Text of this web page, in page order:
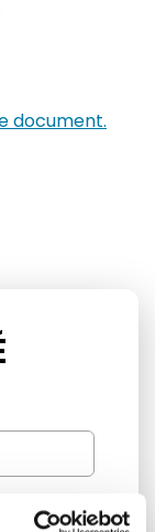
document.